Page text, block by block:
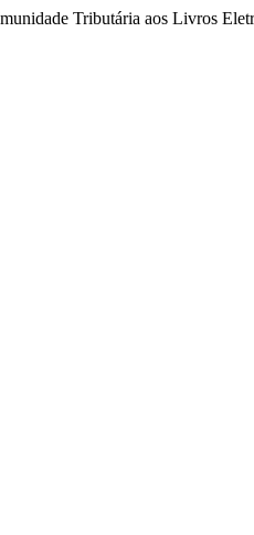
Tributária aos Livros